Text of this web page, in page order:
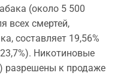
(около 5 500
всех смертей,
составляет 19,56%
Никотиновые
разрешены к продаже